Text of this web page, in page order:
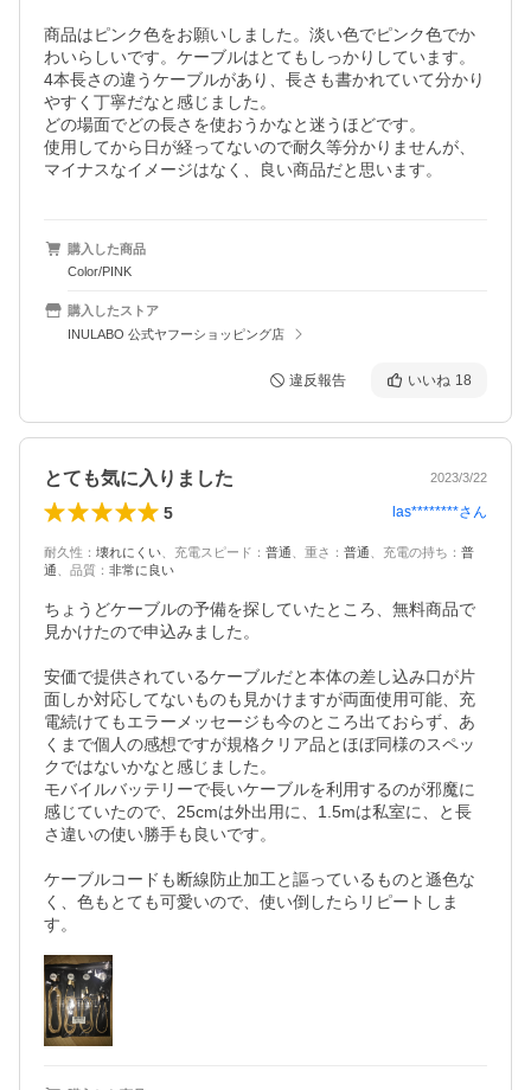
商品はピンク色をお願いしました。淡い色でピンク色でか
わいらしいです。ケーブルはとてもしっかりしています。
4本長さの違うケーブルがあり、長さも書かれていて分かり
やすく丁寧だなと感じました。
どの場面でどの長さを使おうかなと迷うほどです。
使用してから日が経ってないので耐久等分かりませんが、
マイナスなイメージはなく、良い商品だと思います。
購入した商品
Color/PINK
購入したストア
INULABO 公式ヤフーショッピング店
違反報告 いいね 18
とても気に入りました 2023/3/22
5 las********さん
耐久性 ： 壊れにくい 充電スピード ： 普通 重さ ： 普通 充電の持ち ： 普
通
品質 ： 非常に良い
ちょうどケーブルの予備を探していたところ、無料商品で
見かけたので申込みました。
安価で提供されているケーブルだと本体の差し込み口が片
面しか対応してないものも見かけますが両面使用可能、充
電続けてもエラーメッセージも今のところ出ておらず、あ
くまで個人の感想ですが規格クリア品とほぼ同様のスペッ
クではないかなと感じました。
モバイルバッテリーで長いケーブルを利用するのが邪魔に
感じていたので、25cmは外出用に、1.5mは私室に、と長
さ違いの使い勝手も良いです。
ケーブルコードも断線防止加工と謳っているものと遜色な
く、色もとても可愛いので、使い倒したらリピートしま
す。